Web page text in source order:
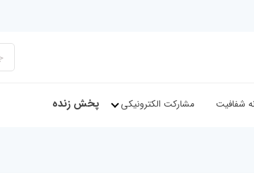
شفافیت مشارکت الکترونیکی پخش زنده